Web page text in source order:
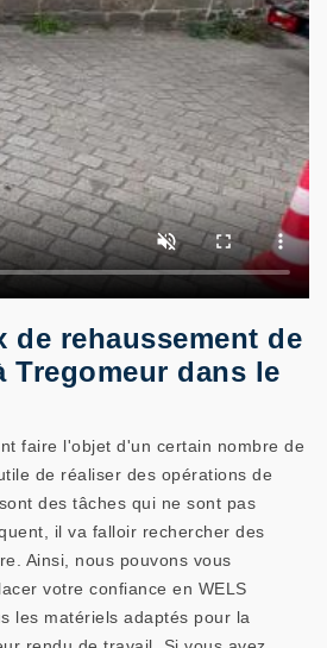
de rehaussement de
Tregomeur dans le
faire l'objet d'un certain nombre de
de réaliser des opérations de
des tâches qui ne sont pas
il va falloir rechercher des
Ainsi, nous pouvons vous
votre confiance en WELS
les matériels adaptés pour la